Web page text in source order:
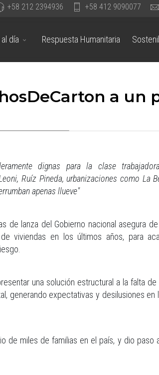
+58 212 2394936 +58 412 9090077
día Respuesta Humanitaria
a un
dignas para la clase
Ruíz Pineda, urbanizaciones como La
apenas llueve"
de lanza del Gobierno nacional asegura
viviendas en los últimos años, para
una solución estructural a la falta
generando expectativas y desilusiones
de miles de familias en el país, y dio paso